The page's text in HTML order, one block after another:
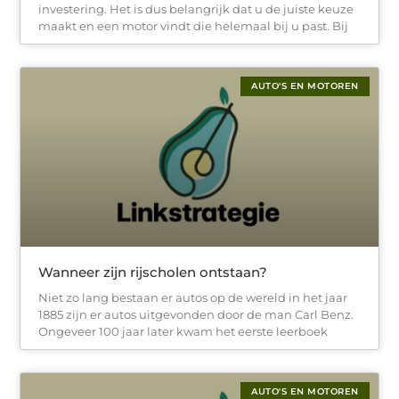
investering. Het is dus belangrijk dat u de juiste keuze
maakt en een motor vindt die helemaal bij u past. Bij
AUTO'S EN MOTOREN
Wanneer zijn rijscholen ontstaan?
Niet zo lang bestaan er autos op de wereld in het jaar
1885 zijn er autos uitgevonden door de man Carl Benz.
Ongeveer 100 jaar later kwam het eerste leerboek
AUTO'S EN MOTOREN